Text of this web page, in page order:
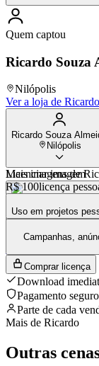
Quem captou
Ricardo Souza
Nilópolis
Ver a loja de Ricardo
Ricardo Souza
Nilópolis
Mais imagens de
Licenciar imagem
R$ 100licença
Uso em projetos
Campanhas,
Comprar licença
Download
Pagamento
Parte de cada
Mais de Ricardo
Outras